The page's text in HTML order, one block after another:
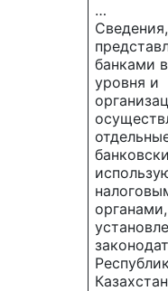
…
Сведения,
банками
уровня и